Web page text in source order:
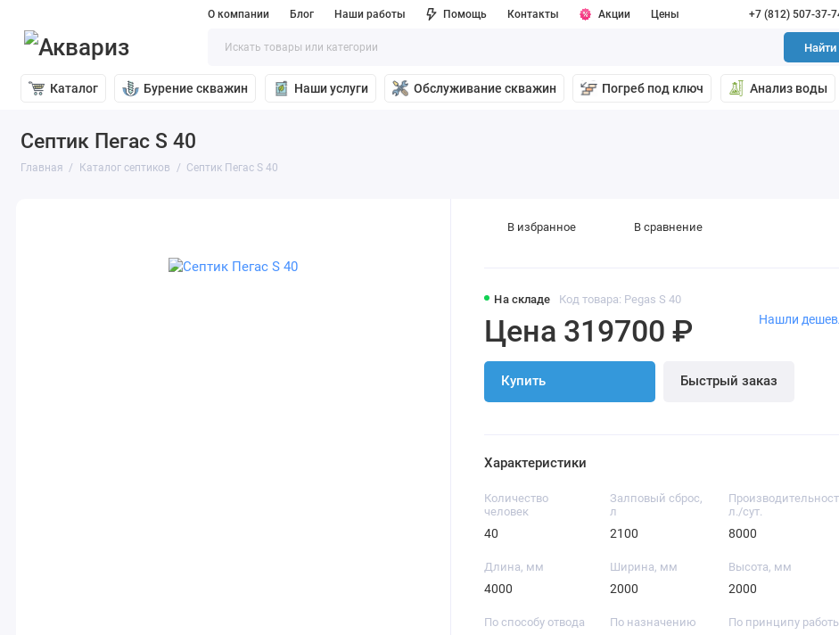
О компании Блог Наши работы Помощь Контакты Акции Цены +7 (812) 507-37-
Найти
Каталог Бурение скважин Наши услуги Обслуживание скважин Погреб под ключ Анализ воды
Септик Пегас S 40
Главная Каталог септиков Септик Пегас S 40
На складе Код товара: Pegas S 40
Цена 319700 ₽
Купить Быстрый заказ
Нашли
В избранное В сравнение
Характеристики
Количество
человек
40
Залповый сброс,
л
2100
л./сут.
8000
Длина, мм
4000
Ширина, мм
2000
Высота, мм
2000
По способу отвода По назначению По принципу